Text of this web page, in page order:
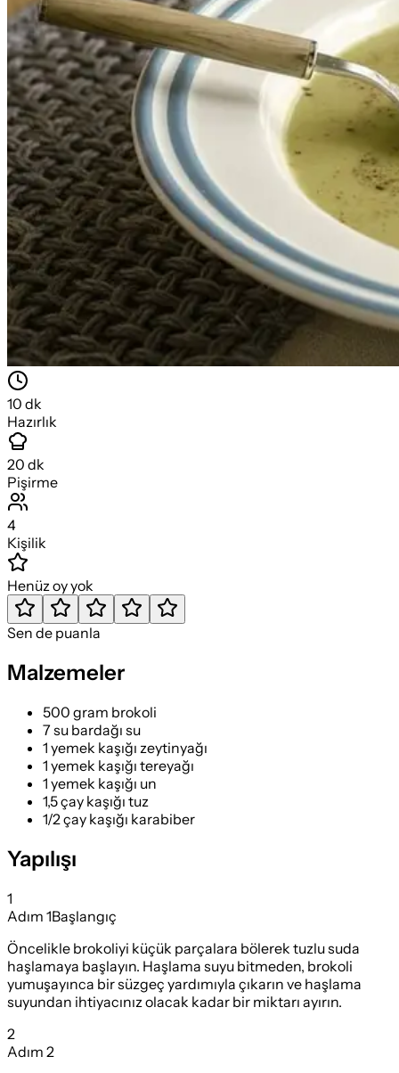
10 dk
Hazırlık
20 dk
Pişirme
4
Kişilik
Henüz oy yok
Sen de puanla
Malzemeler
500 gram brokoli
7 su bardağı su
1 yemek kaşığı zeytinyağı
1 yemek kaşığı tereyağı
1 yemek kaşığı un
1,5 çay kaşığı tuz
1/2 çay kaşığı karabiber
Yapılışı
1
Adım 1Başlangıç
Öncelikle brokoliyi küçük parçalara bölerek tuzlu suda
haşlamaya başlayın. Haşlama suyu bitmeden, brokoli
yumuşayınca bir süzgeç yardımıyla çıkarın ve haşlama
suyundan ihtiyacınız olacak kadar bir miktarı ayırın.
2
Adım 2